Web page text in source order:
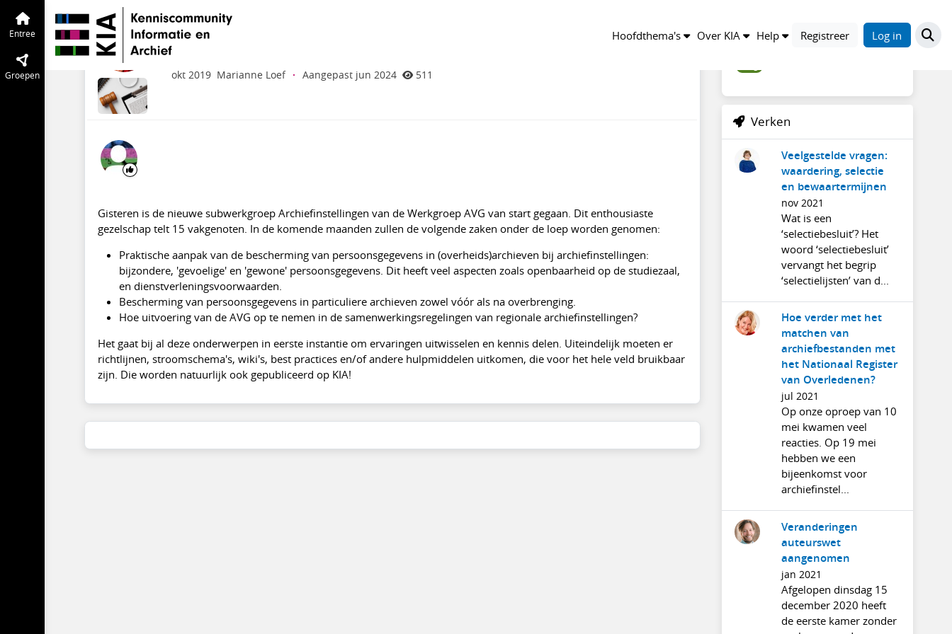
Hoofdthema's Over KIA Help Registreer Log in
Entree
Groepen
Wet- en regelgeving Entree
Praktische oplossingen voor AVG op de werkvloer van
archiefinstellingen
okt 2019 Marianne Loef · Aangepast jun 2024 511
Gisteren is de nieuwe subwerkgroep Archiefinstellingen van de Werkgroep AVG van start gegaan. Dit enthousiaste
gezelschap telt 15 vakgenoten. In de komende maanden zullen de volgende zaken onder de loep worden genomen:
Praktische aanpak van de bescherming van persoonsgegevens in (overheids)archieven bij archiefinstellingen:
bijzondere, 'gevoelige' en 'gewone' persoonsgegevens. Dit heeft veel aspecten zoals openbaarheid op de studiezaal,
en dienstverleningsvoorwaarden.
Bescherming van persoonsgegevens in particuliere archieven zowel vóór als na overbrenging.
Hoe uitvoering van de AVG op te nemen in de samenwerkingsregelingen van regionale archiefinstellingen?
Het gaat bij al deze onderwerpen in eerste instantie om ervaringen uitwisselen en kennis delen. Uiteindelijk moeten er
richtlijnen, stroomschema's, wiki's, best practices en/of andere hulpmiddelen uitkomen, die voor het hele veld bruikbaar
zijn. Die worden natuurlijk ook gepubliceerd op KIA!
Verken
Veelgestelde vragen:
waardering, selectie
en bewaartermijnen
nov 2021
Wat is een
‘selectiebesluit’? Het
woord ‘selectiebesluit’
vervangt het begrip
‘selectielijsten’ van d...
Hoe verder met het
matchen van
archiefbestanden met
het Nationaal Register
van Overledenen?
jul 2021
Op onze oproep van 10
mei kwamen veel
reacties. Op 19 mei
hebben we een
bijeenkomst voor
archiefinstel...
Veranderingen
auteurswet
aangenomen
jan 2021
Afgelopen dinsdag 15
december 2020 heeft
de eerste kamer zonder